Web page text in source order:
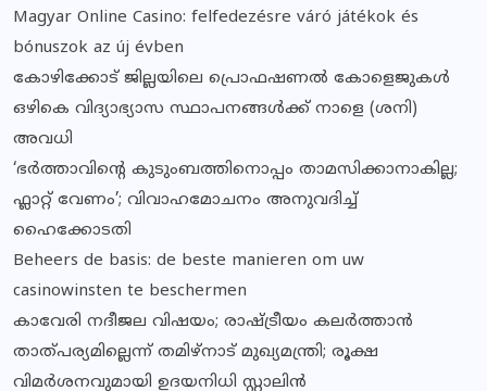
Magyar Online Casino: felfedezésre váró játékok és
bónuszok az új évben
കോഴിക്കോട് ജില്ലയിലെ പ്രൊഫഷണൽ കോളെജുകൾ
ഒഴികെ വിദ്യാഭ്യാസ സ്ഥാപനങ്ങൾക്ക് നാളെ (ശനി)
അവധി
‘ഭർത്താവിന്റെ കുടുംബത്തിനൊപ്പം താമസിക്കാനാകില്ല;
ഫ്ലാറ്റ് വേണം’; വിവാഹമോചനം അനുവദിച്ച്
ഹൈക്കോടതി
Beheers de basis: de beste manieren om uw
casinowinsten te beschermen
കാവേരി നദീജല വിഷയം; രാഷ്ട്രീയം കലര്‍ത്താന്‍
താത്പര്യമില്ലെന്ന് തമിഴ്‌നാട് മുഖ്യമന്ത്രി; രൂക്ഷ
വിമര്‍ശനവുമായി ഉദയനിധി സ്റ്റാലിന്‍